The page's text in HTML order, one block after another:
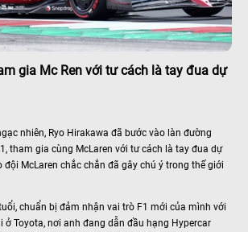
gia Mc Ren với tư cách là tay đua dự
nhiên, Ryo Hirakawa đã bước vào làn đường
tham gia cùng McLaren với tư cách là tay đua dự
đội McLaren chắc chắn đã gây chú ý trong thế giới
chuẩn bị đảm nhận vai trò F1 mới của mình với
ở Toyota, nơi anh đang dẫn đầu hạng Hypercar